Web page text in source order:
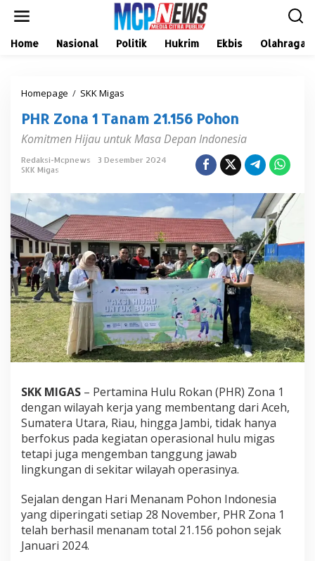
Home Nasional Politik Hukrim Ekbis Olahraga
Homepage / SKK Migas
R
o
n
T
a
n
a
m
2
1
.
1
5
6
P
o
h
PHR Zona 1 Tanam 21.156 Pohon
Komitmen Hijau untuk Masa Depan Indonesia
Redaksi-Mcpnews
3 Desember 2024
SKK Migas
SKK MIGAS – Pertamina Hulu Rokan (PHR) Zona 1
dengan wilayah kerja yang membentang dari Aceh,
Sumatera Utara, Riau, hingga Jambi, tidak hanya
berfokus pada kegiatan operasional hulu migas
tetapi juga mengemban tanggung jawab
lingkungan di sekitar wilayah operasinya.
Sejalan dengan Hari Menanam Pohon Indonesia
yang diperingati setiap 28 November, PHR Zona 1
telah berhasil menanam total 21.156 pohon sejak
Januari 2024.